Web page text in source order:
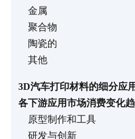
金属
聚合物
陶瓷的
其他
3D汽车打印材料的细分应
各下游应用市场消费变化
原型制作和工具
研发与创新